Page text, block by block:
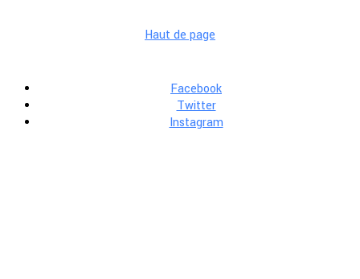
Haut de page
Facebook
Twitter
Instagram